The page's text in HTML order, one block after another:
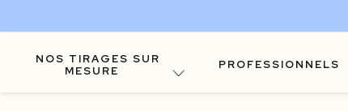
NOS TIRAGES SUR
MESURE
PROFESSIONNELS